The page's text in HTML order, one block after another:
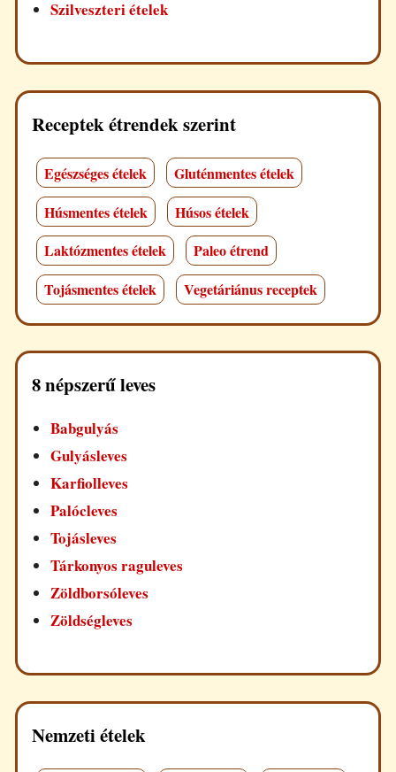
Szilveszteri ételek
Receptek étrendek szerint
Egészséges ételek
Gluténmentes ételek
Húsmentes ételek
Húsos ételek
Laktózmentes ételek
Paleo étrend
Tojásmentes ételek
Vegetáriánus receptek
8 népszerű leves
Babgulyás
Gulyásleves
Karfiolleves
Palócleves
Tojásleves
Tárkonyos raguleves
Zöldborsóleves
Zöldségleves
Nemzeti ételek